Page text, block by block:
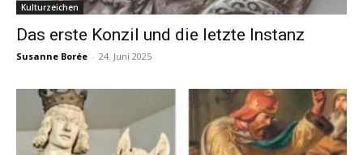
Kulturzeichen
Das erste Konzil und die letzte Instanz
Susanne Borée - 24. Juni 2025